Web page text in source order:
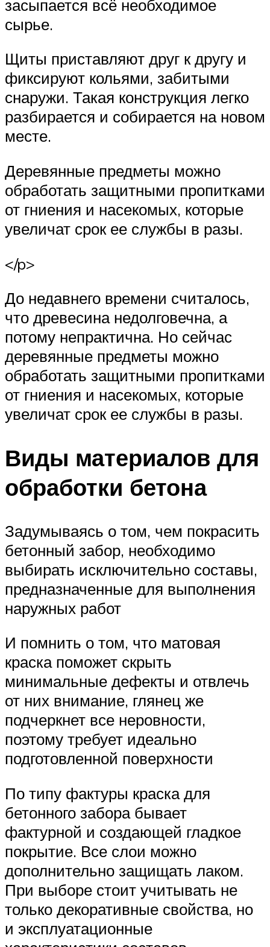
засыпается всё необходимое
сырье.
Щиты приставляют друг к другу и
фиксируют кольями, забитыми
снаружи. Такая конструкция легко
разбирается и собирается на новом
месте.
Деревянные предметы можно
обработать защитными пропитками
от гниения и насекомых, которые
увеличат срок ее службы в разы.
</p>
До недавнего времени считалось,
что древесина недолговечна, а
потому непрактична. Но сейчас
деревянные предметы можно
обработать защитными пропитками
от гниения и насекомых, которые
увеличат срок ее службы в разы.
Виды материалов для
обработки бетона
Задумываясь о том, чем покрасить
бетонный забор, необходимо
выбирать исключительно составы,
предназначенные для выполнения
наружных работ
И помнить о том, что матовая
краска поможет скрыть
минимальные дефекты и отвлечь
от них внимание, глянец же
подчеркнет все неровности,
поэтому требует идеально
подготовленной поверхности
По типу фактуры краска для
бетонного забора бывает
фактурной и создающей гладкое
покрытие. Все слои можно
дополнительно защищать лаком.
При выборе стоит учитывать не
только декоративные свойства, но
и эксплуатационные